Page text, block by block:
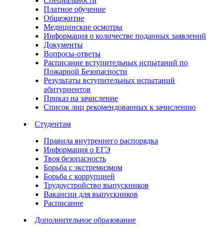
Платное обучение
Общежитие
Медицинские осмотры
Информация о количестве поданных заявлений
Документы
Вопросы-ответы
Расписание вступительных испытаний по
Пожарной Безопасности
Результаты вступительных испытаний
абитуриентов
Приказ на зачисление
Список лиц рекомендованных к зачислению
Студентам
Правила внутреннего распорядка
Информация о ЕГЭ
Твоя безопасность
Борьба с экстремизмом
Борьба с коррупцией
Трудоустройство выпускников
Вакансии для выпускников
Расписание
Дополнительное образование